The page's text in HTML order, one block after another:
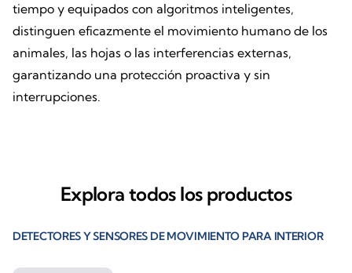
tiempo y equipados con algoritmos inteligentes,
distinguen eficazmente el movimiento humano de los
animales, las hojas o las interferencias externas,
garantizando una protección proactiva y sin
interrupciones.
Explora todos los productos
DETECTORES Y SENSORES DE MOVIMIENTO PARA INTERIOR